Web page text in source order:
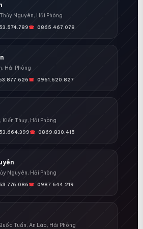
Nguyên, Hải Phòng
0865.467.078
Hải Phòng
0961.620.827
Kiến Thụy, Hải Phòng
0869.830.415
Nguyên, Hải Phòng
0987.644.219
Tuấn, An Lão, Hải Phòng